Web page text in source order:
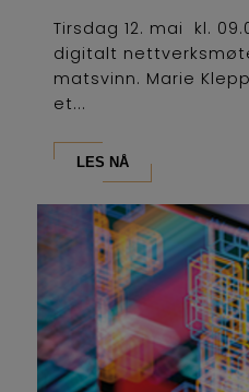
Tirsdag 12. mai kl.
digitalt
matsvinn. Marie
et...
LES NÅ